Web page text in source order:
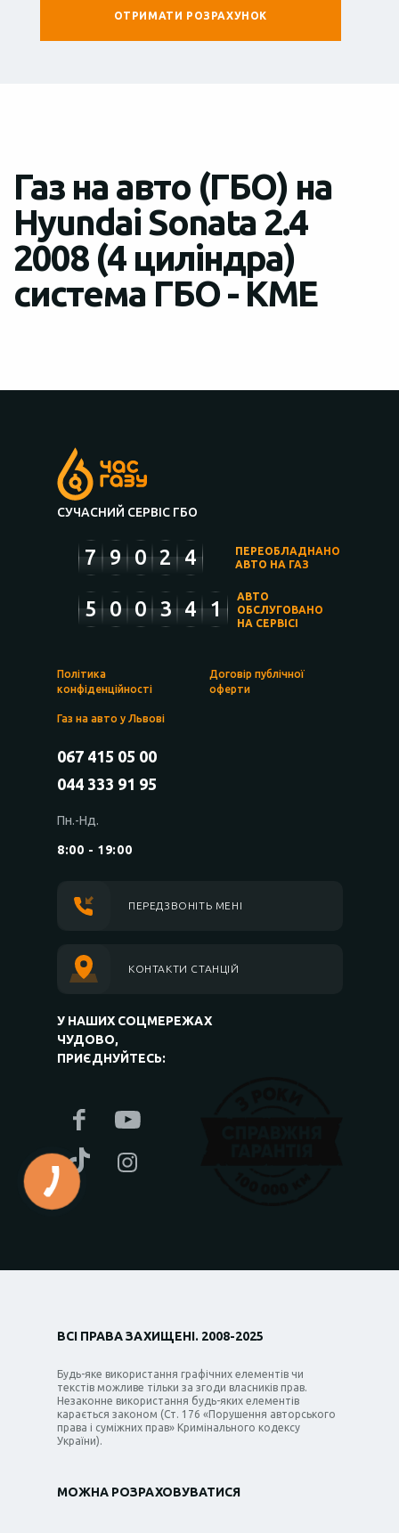
Газ на авто (ГБО) на
Hyundai Sonata 2.4
2008 (4 циліндра)
система ГБО - KME
СУЧАСНИЙ СЕРВІС ГБО
7 9 0 2 4
ПЕРЕОБЛАДНАНО
АВТО НА ГАЗ
5 0 0 3 4 1
АВТО
ОБСЛУГОВАНО
НА СЕРВІСІ
Політика
конфіденційності
Договір публічної
оферти
Газ на авто у Львові
067 415 05 00
044 333 91 95
Пн.-Нд.
8:00 - 19:00
ПЕРЕДЗВОНІТЬ МЕНІ
КОНТАКТИ СТАНЦІЙ
У НАШИХ СОЦМЕРЕЖАХ
ЧУДОВО,
ПРИЄДНУЙТЕСЬ:
ВСІ ПРАВА ЗАХИЩЕНІ. 2008-2025
Будь-яке використання графічних елементів чи
текстів можливе тільки за згоди власників прав.
Незаконне використання будь-яких елементів
карається законом (Ст. 176 «Порушення авторського
права і суміжних прав» Кримінального кодексу
України).
МОЖНА РОЗРАХОВУВАТИСЯ